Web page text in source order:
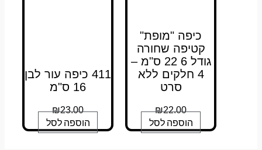
כיפה "מופת"
קטיפה שחורה
גודל 6 22 ס"מ –
4 חלקים ללא
₪22.00
הוספה לסל
411 כיפה עור לבן
₪23.00
הוספה לסל